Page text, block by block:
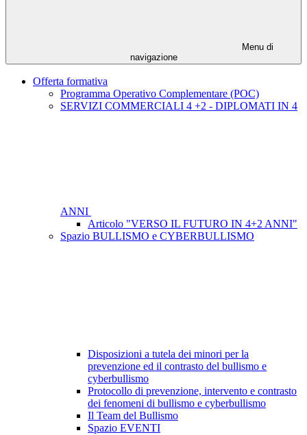
Menu di
navigazione
Offerta formativa
Programma Operativo Complementare (POC)
SERVIZI COMMERCIALI 4 +2 - DIPLOMATI IN 4
ANNI
Articolo "VERSO IL FUTURO IN 4+2 ANNI"
Spazio BULLISMO e CYBERBULLISMO
Disposizioni a tutela dei minori per la
prevenzione ed il contrasto del bullismo e
cyberbullismo
Protocollo di prevenzione, intervento e contrasto
dei fenomeni di bullismo e cyberbullismo
Il Team del Bullismo
Spazio EVENTI